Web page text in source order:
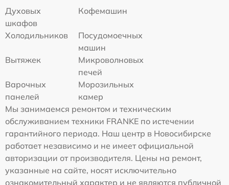
Духовых
шкафов
Кофемашин
Холодильников
Посудомоечных
машин
Вытяжек
Микроволновых
печей
Варочных
панелей
Морозильных
камер
Мы занимаемся ремонтом и техническим
обслуживанием техники FRANKE по истечении
гарантийного периода. Наш центр в Новосибирске
работает независимо и не имеет официальной
авторизации от производителя. Цены на ремонт,
указанные на сайте, носят исключительно
ознакомительный характер и не являются публичной